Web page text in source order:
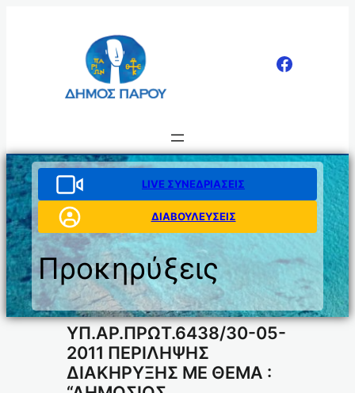
LIVE ΣΥΝΕΔΡΙΑΣΕΙΣ
ΔΙΑΒΟΥΛΕΥΣΕΙΣ
Προκηρύξεις
ΥΠ.ΑΡ.ΠΡΩΤ.6438/30-05-
2011 ΠΕΡΙΛΗΨΗΣ
ΔΙΑΚΗΡΥΞΗΣ ΜΕ ΘΕΜΑ :